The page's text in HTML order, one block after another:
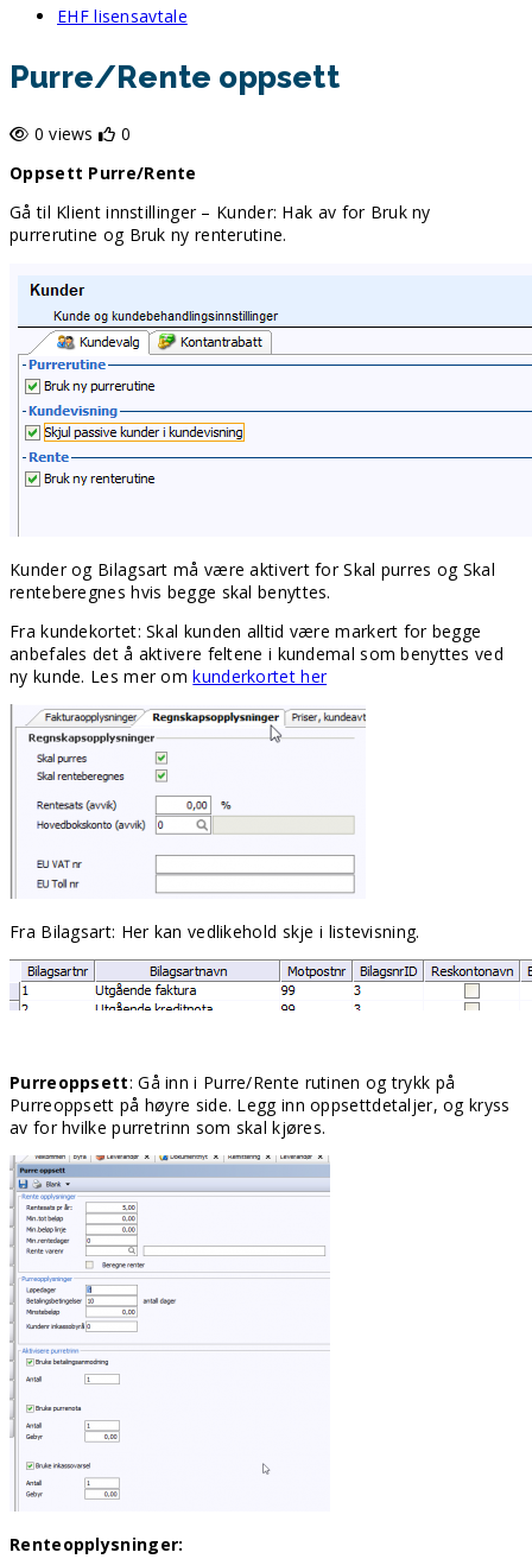
EHF lisensavtale
Purre/Rente oppsett
0 views
0
Oppsett Purre/Rente
Gå til Klient innstillinger – Kunder: Hak av for Bruk ny
purrerutine og Bruk ny renterutine.
Kunder og Bilagsart må være aktivert for Skal purres og Skal
renteberegnes hvis begge skal benyttes.
Fra kundekortet: Skal kunden alltid være markert for begge
anbefales det å aktivere feltene i kundemal som benyttes ved
ny kunde. Les mer omkunderkortet her
Fra Bilagsart: Her kan vedlikehold skje i listevisning.
Purreoppsett: Gå inn i Purre/Rente rutinen og trykk på
Purreoppsett på høyre side. Legg inn oppsettdetaljer, og kryss
av for hvilke purretrinn som skal kjøres.
Renteopplysninger: